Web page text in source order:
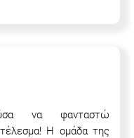
να φανταστώ
Η ομάδα της